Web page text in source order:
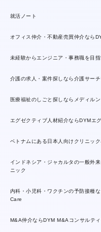
就活ノート
オフィス仲介・不動産売買仲介なら
未経験からエンジニア・事務職を目
介護の求人・案件探しなら介護サーチ
医療福祉のしごと探しならメディルン
エグゼクティブ人材紹介ならDYMエ
ベトナムにある日本人向けクリニッ
インドネシア・ジャカルタの一般外
ニック
内科・小児科・ワクチンの予防接種
Care
M&A仲介ならDYM M&Aコンサルテ